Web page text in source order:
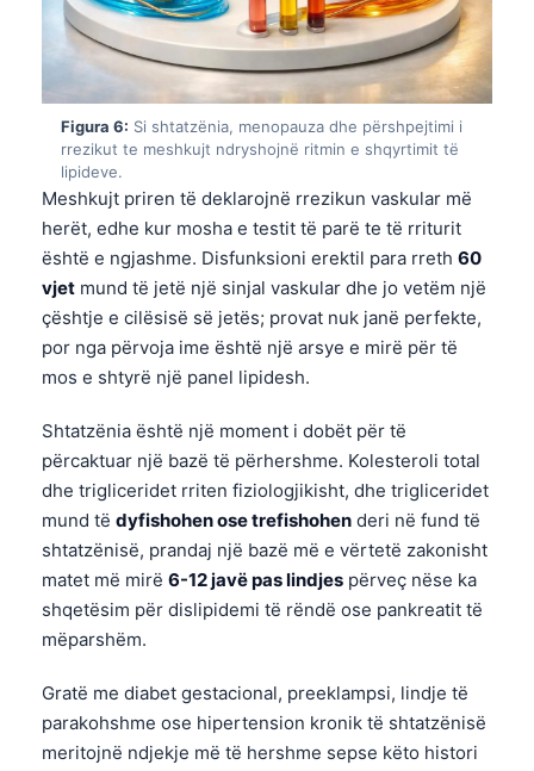
Figura 6: Si shtatzënia, menopauza dhe përshpejtimi i
rrezikut te meshkujt ndryshojnë ritmin e shqyrtimit të
lipideve.
Meshkujt priren të deklarojnë rrezikun vaskular më
herët, edhe kur mosha e testit të parë te të rriturit
është e ngjashme. Disfunksioni erektil para rreth 60
vjet mund të jetë një sinjal vaskular dhe jo vetëm një
çështje e cilësisë së jetës; provat nuk janë perfekte,
por nga përvoja ime është një arsye e mirë për të
mos e shtyrë një panel lipidesh.
Shtatzënia është një moment i dobët për të
përcaktuar një bazë të përhershme. Kolesteroli total
dhe trigliceridet rriten fiziologjikisht, dhe trigliceridet
mund të dyfishohen ose trefishohen deri në fund të
shtatzënisë, prandaj një bazë më e vërtetë zakonisht
matet më mirë 6-12 javë pas lindjes përveç nëse ka
shqetësim për dislipidemi të rëndë ose pankreatit të
mëparshëm.
Gratë me diabet gestacional, preeklampsi, lindje të
parakohshme ose hipertension kronik të shtatzënisë
meritojnë ndjekje më të hershme sepse këto histori
ગુજરાતી
ಕನ್ನಡ
മലയാളം
Bahasa Melayu
Tiếng Việt
Tagalog
ไทย
ဗမာစာ
ភាសាខ្មែរ
አማርኛ
Українська
O‘zbekcha
Català
Қазақ тілі
Suomi
Hrvatski
Slovenčina
كوردی‎
پښتو